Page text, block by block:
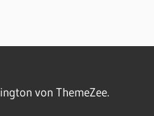
von ThemeZee.